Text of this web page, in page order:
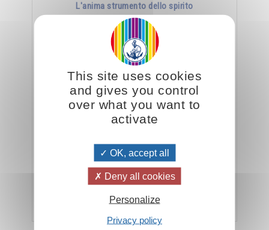
L'anima strumento dello spirito
" Lo spirito lavora sulla materia tramite l'anima.
L'anima è uno strumento, uno strumento di cui
lo spirito si serve per raggiungere il …
5.00CHF
This site uses cookies
and gives you control
over what you want to
activate
OK, accept all
Deny all cookies
Personalize
Privacy policy